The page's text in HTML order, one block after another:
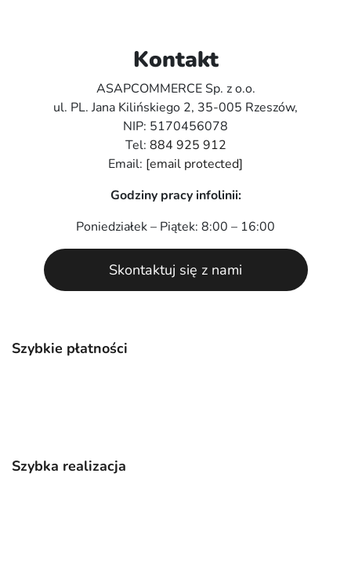
Szybkie płatności
Szybka realizacja
Kontakt
ASAPCOMMERCE Sp. z o.o.
ul. PL. Jana Kilińskiego 2, 35-005 Rzeszów,
NIP: 5170456078
Tel: 884 925 912
Email: [email protected]
Godziny pracy infolinii:
Poniedziałek – Piątek: 8:00 – 16:00
Skontaktuj się z nami